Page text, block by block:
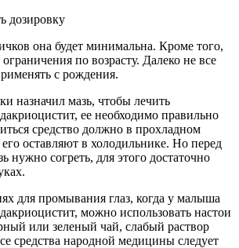
дозировку
она будет минимальна. Кроме того,
по возрасту. Далеко не все
с рождения.
назначил мазь, чтобы лечить
ее необходимо правильно
средство должно в прохладном
оставляют в холодильнике. Но перед
нужно согреть, для этого достаточно
для промывания глаз, когда у малыша
можно использовать настои
или зеленый чай, слабый раствор
средства народной медицины следует